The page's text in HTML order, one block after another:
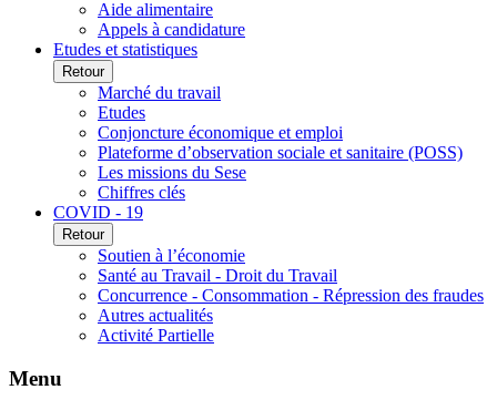
Aide alimentaire
Appels à candidature
Etudes et statistiques
Retour
Marché du travail
Etudes
Conjoncture économique et emploi
Plateforme d’observation sociale et sanitaire (POSS)
Les missions du Sese
Chiffres clés
COVID - 19
Retour
Soutien à l’économie
Santé au Travail - Droit du Travail
Concurrence - Consommation - Répression des fraudes
Autres actualités
Activité Partielle
Menu